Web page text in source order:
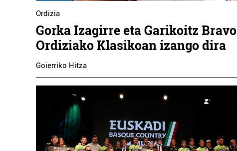
Ordizia
Gorka Izagirre eta Garikoitz Bravo
Ordiziako Klasikoan izango dira
Goierriko Hitza